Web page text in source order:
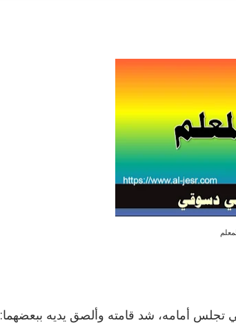
تجلس أمامه، شد قامته وألصق يديه ببعضهما: